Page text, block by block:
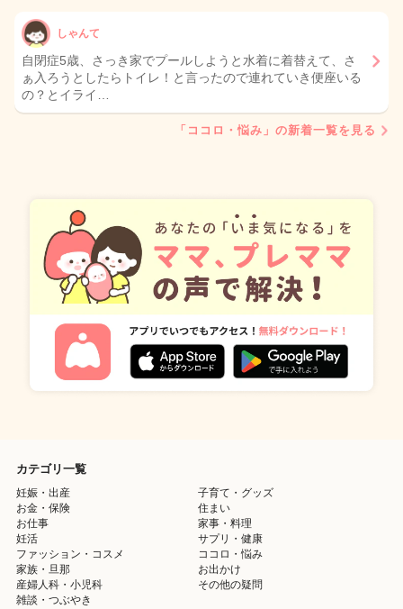
しゃんて
自閉症5歳、さっき家でプールしようと水着に着替えて、さ
ぁ入ろうとしたらトイレ！と言ったので連れていき便座いる
の？とイライ…
「ココロ・悩み」の新着一覧を見る
カテゴリ一覧
妊娠・出産
子育て・グッズ
お金・保険
住まい
お仕事
家事・料理
妊活
サプリ・健康
ファッション・コスメ
ココロ・悩み
家族・旦那
お出かけ
産婦人科・小児科
その他の疑問
雑談・つぶやき